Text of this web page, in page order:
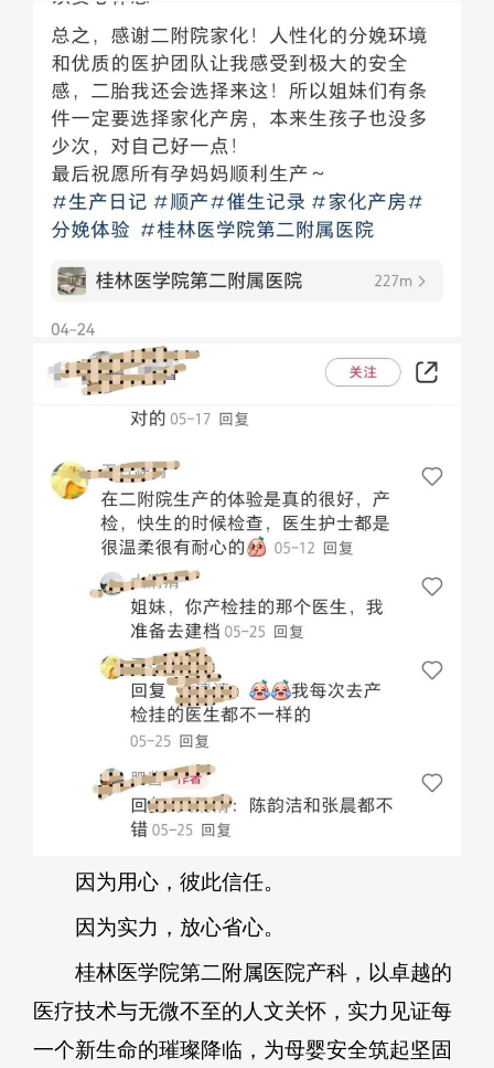
因为用心，彼此信任。
因为实力，放心省心。
桂林医学院第二附属医院产科，以卓越的
医疗技术与无微不至的人文关怀，实力见证每
一个新生命的璀璨降临，为母婴安全筑起坚固